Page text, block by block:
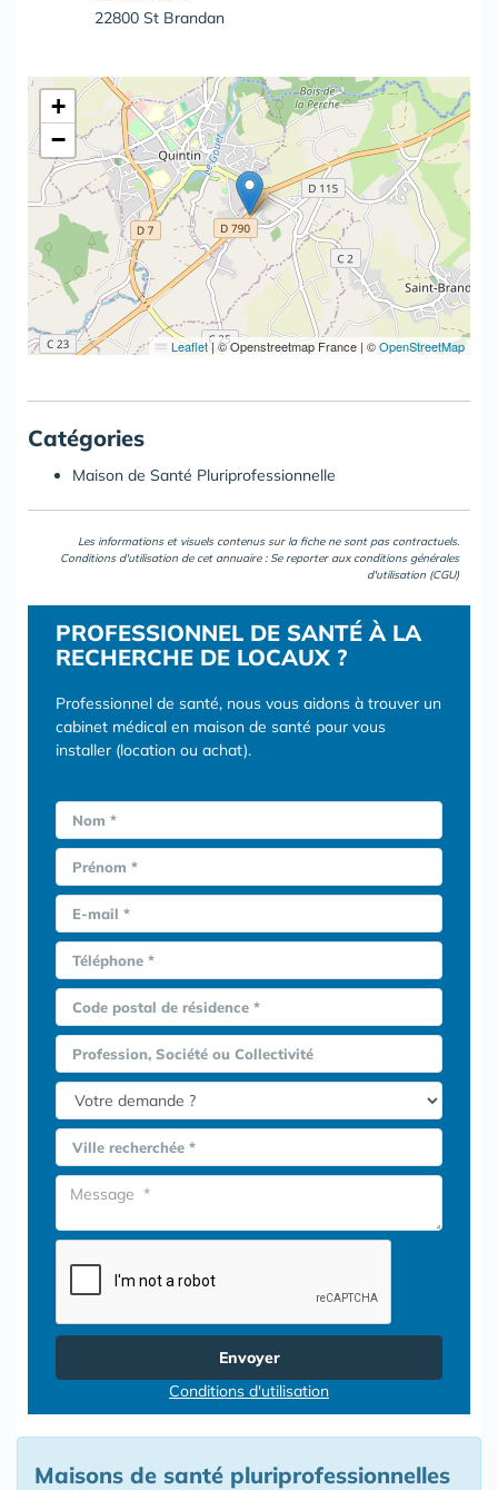
22800 St Brandan
+
−
Leaflet|© Openstreetmap France | ©OpenStreetMap
Catégories
Maison de Santé Pluriprofessionnelle
Les informations et visuels contenus sur la fiche ne sont pas contractuels.
Conditions d'utilisation de cet annuaire : Se reporter aux conditions générales
d'utilisation (CGU)
PROFESSIONNEL DE SANTÉ À LA
RECHERCHE DE LOCAUX ?
Professionnel de santé, nous vous aidons à trouver un
cabinet médical en maison de santé pour vous
installer (location ou achat).
Nom *
Prénom *
E-mail *
Téléphone *
Code postal de résidence *
Profession, Société ou Collectivité
Ville recherchée *
Envoyer
Conditions d'utilisation
Maisons de santé pluriprofessionnelles